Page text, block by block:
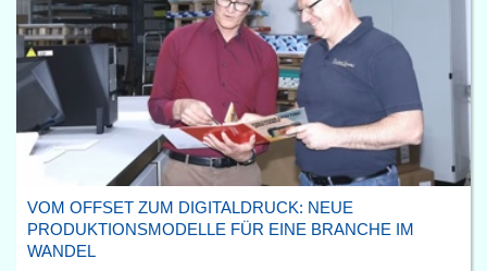
VOM OFFSET ZUM DIGITALDRUCK: NEUE
PRODUKTIONSMODELLE FÜR EINE BRANCHE IM
WANDEL